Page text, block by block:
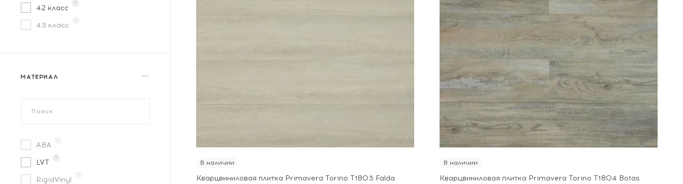
Lamiwood
LQuarzo
Natisston
NT Ceramic
Primavera
Respect Floor
Royce
42 класс
?
43 класс
?
МАТЕРИАЛ
ABA
?
LVT
?
RigidVinyl
?
В наличии
Кварцвиниловая плитка Primavera Torino T1803 Falda
В наличии
Кварцвиниловая плитка Primavera Torino T1804 Botas